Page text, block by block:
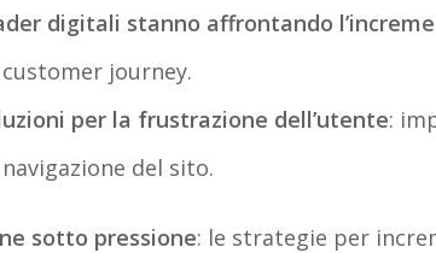
digitali stanno affrontando
journey.
per la frustrazione dell’utente:
del sito.
sotto pressione: le strategie per